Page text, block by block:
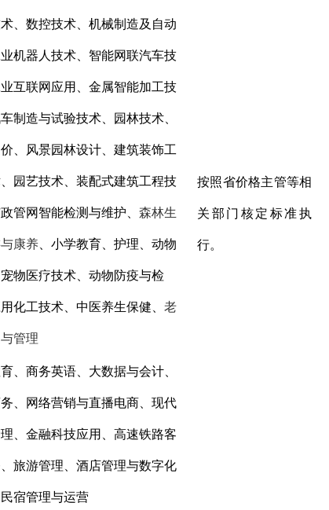
、数控技术、机械制造及自动
机器人技术、智能网联汽车技
互联网应用、金属智能加工技
制造与试验技术 园林技术、
、风景园林设计、建筑装饰工
园艺技术、装配式建筑工程技
管网智能检测与维护 森林生
康养 、小学教育、护理、动物
物医疗技术、动物防疫与检
化工技术、中医养生保健、 老
管理
按照省价格主管等相
关部门核定标准执
行。
、商务英语、大数据与会计、
、 网络营销与直播电商 、现代
、金融科技应用、高速铁路客
旅游管理、酒店管理与数字化
宿管理与运营